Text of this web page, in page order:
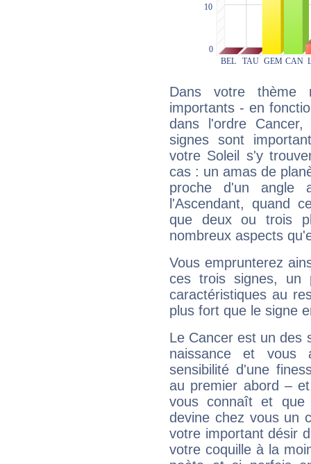
Dans votre thème
importants - en
dans l'ordre
signes sont
votre Soleil s'y
cas : un amas de
proche d'un
l'Ascendant, quand
que deux ou trois
nombreux aspects
Vous emprunterez
ces trois signes, un
caractéristiques au
plus fort que le signe
Le Cancer est un des
naissance et vous
sensibilité d'une
au premier abord –
vous connaît et
devine chez vous un
votre important désir
votre coquille à la